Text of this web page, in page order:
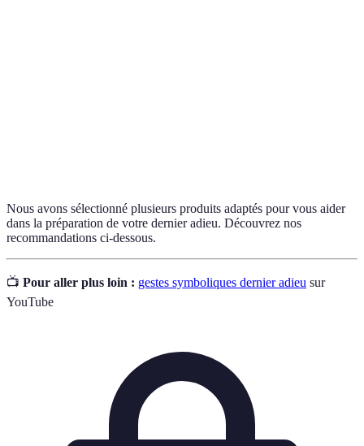
Nous avons sélectionné plusieurs produits adaptés pour vous aider
dans la préparation de votre dernier adieu. Découvrez nos
recommandations ci-dessous.
📺 Pour aller plus loin : gestes symboliques dernier adieu sur
YouTube